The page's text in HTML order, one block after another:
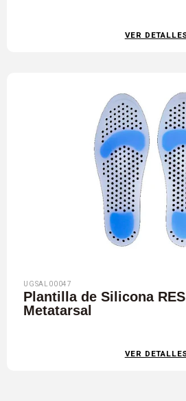
VER
UGSAL00047
Plantilla de Silicona
Metatarsal
VER